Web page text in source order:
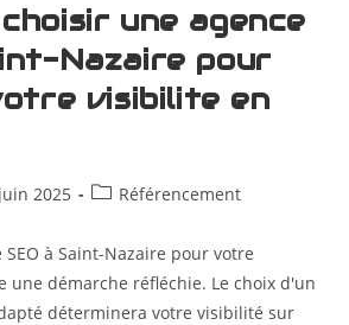
une agence
Nazaire pour
visibilite en
2025 Référencement
à Saint-Nazaire pour votre
une démarche réfléchie. Le choix d'un
déterminera votre visibilité sur